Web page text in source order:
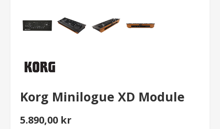
Korg Minilogue XD Module
5.890,00 kr